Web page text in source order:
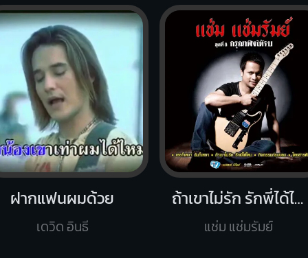
ฝากแฟนผมด้วย
เดวิด อินธี
ถ้าเขาไม่รัก รักพี่ได้ไหม
แช่ม แช่มรัมย์